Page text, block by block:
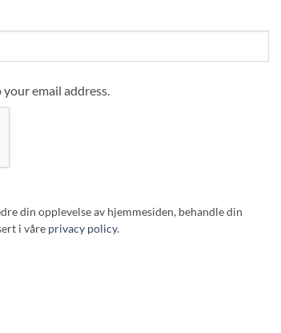
email address.
din opplevelse av hjemmesiden, behandle din
i våre privacy policy.